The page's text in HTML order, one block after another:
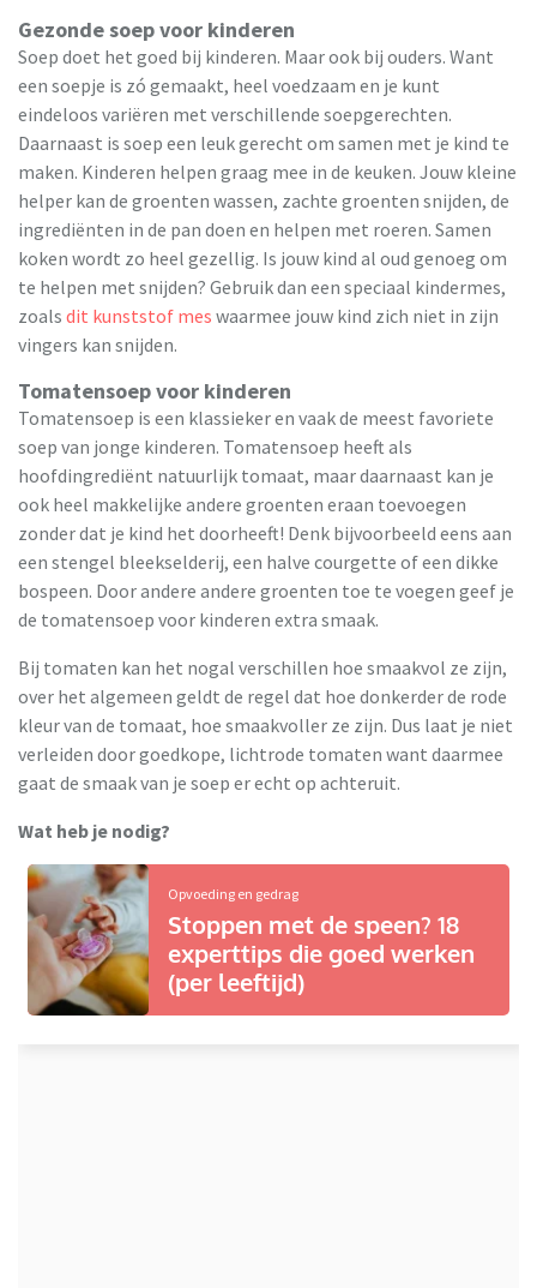
Gezonde soep voor kinderen
Soep doet het goed bij kinderen. Maar ook bij ouders. Want
een soepje is zó gemaakt, heel voedzaam en je kunt
eindeloos variëren met verschillende soepgerechten.
Daarnaast is soep een leuk gerecht om samen met je kind te
maken. Kinderen helpen graag mee in de keuken. Jouw kleine
helper kan de groenten wassen, zachte groenten snijden, de
ingrediënten in de pan doen en helpen met roeren. Samen
koken wordt zo heel gezellig. Is jouw kind al oud genoeg om
te helpen met snijden? Gebruik dan een speciaal kindermes,
zoals dit kunststof mes waarmee jouw kind zich niet in zijn
vingers kan snijden.
Tomatensoep voor kinderen
Tomatensoep is een klassieker en vaak de meest favoriete
soep van jonge kinderen. Tomatensoep heeft als
hoofdingrediënt natuurlijk tomaat, maar daarnaast kan je
ook heel makkelijke andere groenten eraan toevoegen
zonder dat je kind het doorheeft! Denk bijvoorbeeld eens aan
een stengel bleekselderij, een halve courgette of een dikke
bospeen. Door andere andere groenten toe te voegen geef je
de tomatensoep voor kinderen extra smaak.
Bij tomaten kan het nogal verschillen hoe smaakvol ze zijn,
over het algemeen geldt de regel dat hoe donkerder de rode
kleur van de tomaat, hoe smaakvoller ze zijn. Dus laat je niet
verleiden door goedkope, lichtrode tomaten want daarmee
gaat de smaak van je soep er echt op achteruit.
Wat heb je nodig?
Opvoeding en gedrag
Stoppen met de speen? 18
experttips die goed werken
(per leeftijd)